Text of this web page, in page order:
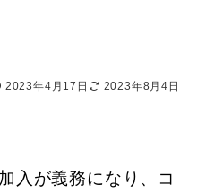
2023年4月17日 2023年8月4日
入が義務になり、コ